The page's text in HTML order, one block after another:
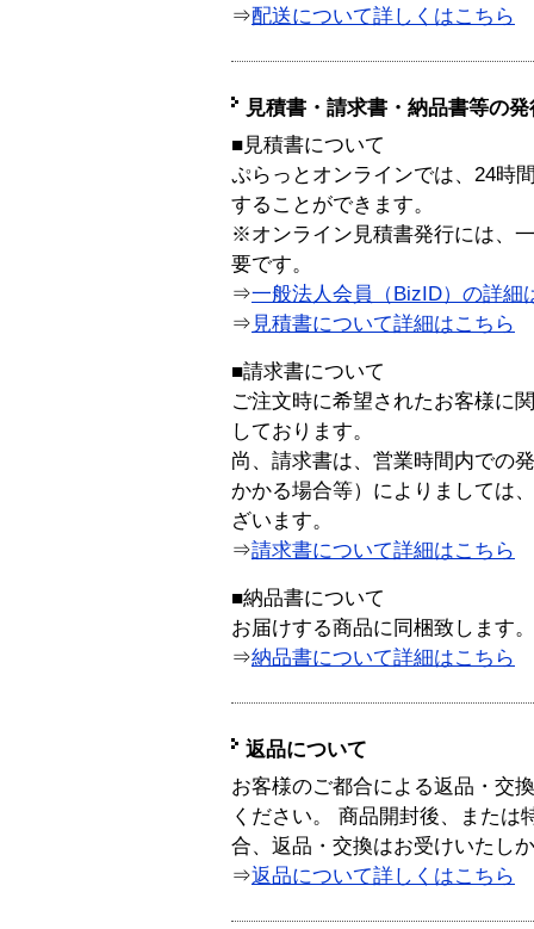
⇒配送について詳しくはこちら
見積書・請求書・納品書等の
■見積書について
ぷらっとオンラインでは、24時
することができます。
※オンライン見積書発行には、
要です。
⇒一般法人会員（BizID）の詳細
⇒ 見積書について詳細はこちら
■請求書について
ご注文時に希望されたお客様に
しております。
尚、請求書は、営業時間内での
かかる場合等）によりましては
ざいます。
⇒請求書について詳細はこちら
■納品書について
お届けする商品に同梱致します。
⇒納品書について詳細はこちら
返品について
お客様のご都合による返品・交
ください。 商品開封後、または
合、返品・交換はお受けいたし
⇒返品について詳しくはこちら